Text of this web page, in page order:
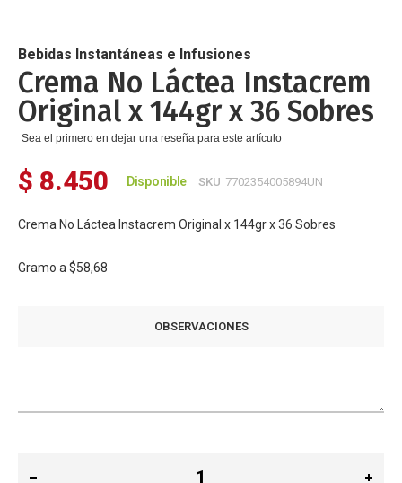
de
la
galería
de
imágenes
Bebidas Instantáneas e Infusiones
Crema No Láctea Instacrem
Original x 144gr x 36 Sobres
Sea el primero en dejar una reseña para este artículo
$ 8.450 Disponible SKU 7702354005894UN
Crema No Láctea Instacrem Original x 144gr x 36 Sobres
Gramo a $58,68
OBSERVACIONES